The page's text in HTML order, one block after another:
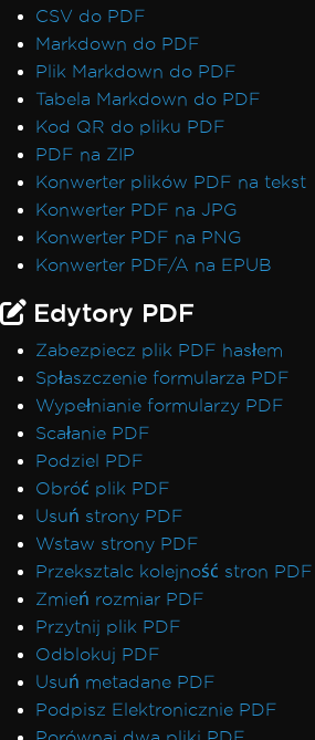
CSV do PDF
Markdown do PDF
Plik Markdown do PDF
Tabela Markdown do PDF
Kod QR do pliku PDF
PDF na ZIP
Konwerter plików PDF na tekst
Konwerter PDF na JPG
Konwerter PDF na PNG
Konwerter PDF/A na EPUB
Edytory PDF
Zabezpiecz plik PDF hasłem
Spłaszczenie formularza PDF
Wypełnianie formularzy PDF
Scałanie PDF
Podziel PDF
Obróć plik PDF
Usuń strony PDF
Wstaw strony PDF
Przeksztalc kolejność stron PDF
Zmień rozmiar PDF
Przytnij plik PDF
Odblokuj PDF
Usuń metadane PDF
Podpisz Elektronicznie PDF